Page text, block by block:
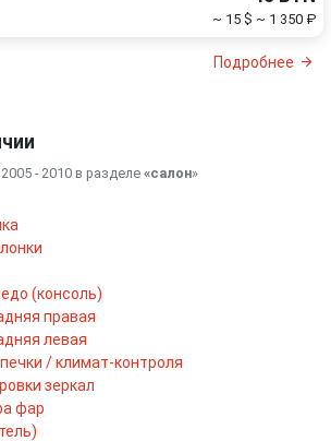
~ 15 $ ~ 1 350 ₽
Подробнее
2005 - 2010 в разделе «салон»
(консоль)
правая
левая
/ климат-контроля
зеркал
фар